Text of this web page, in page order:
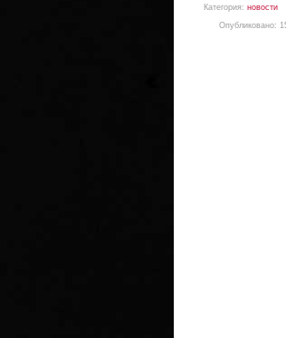
Категория: новости
Опубликовано: